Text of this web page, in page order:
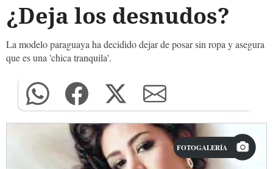
¿Deja los desnudos?
La modelo paraguaya ha decidido dejar de posar sin ropa y asegura
que es una 'chica tranquila'.
FOTOGALERÍA